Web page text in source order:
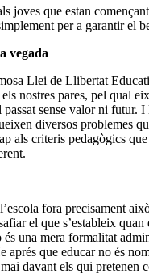
joves que estan
per a garantir el
vegada
Llei de Llibertat
nostres pares, pel qual
sense valor ni futur. I
diversos problemes
als criteris pedagògics
fora precisament
el que s’estableix
una mera formalitat
aprés que educar no és
davant els qui pretenen